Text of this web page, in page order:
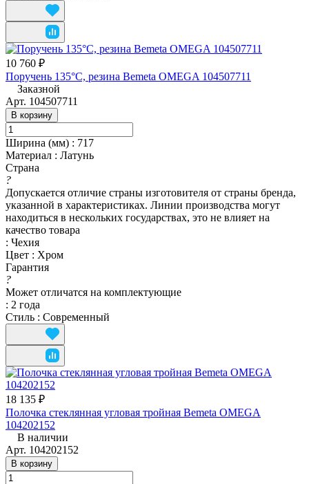
10 760 ₽
Поручень 135°C, резина Bemeta OMEGA 104507711
Заказной
Арт. 104507711
В корзину
Ширина (мм) : 717
Материал : Латунь
Страна
?
Допускается отличие страны изготовителя от страны бренда,
указанной в характеристиках. Линии производства могут
находиться в нескольких государствах, это не влияет на
качество товара
: Чехия
Цвет : Хром
Гарантия
?
Может отличатся на комплектующие
: 2 года
Стиль : Современный
18 135 ₽
Полочка стеклянная угловая тройная Bemeta OMEGA
104202152
В наличии
Арт. 104202152
В корзину